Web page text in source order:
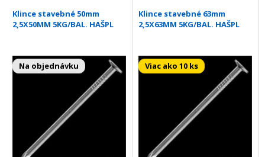
Klince stavebné 50mm
2,5X50MM 5KG/BAL. HAŠPL
Na objednávku
Klince stavebné 63mm
2,5X63MM 5KG/BAL. HAŠPL
Viac ako 10 ks